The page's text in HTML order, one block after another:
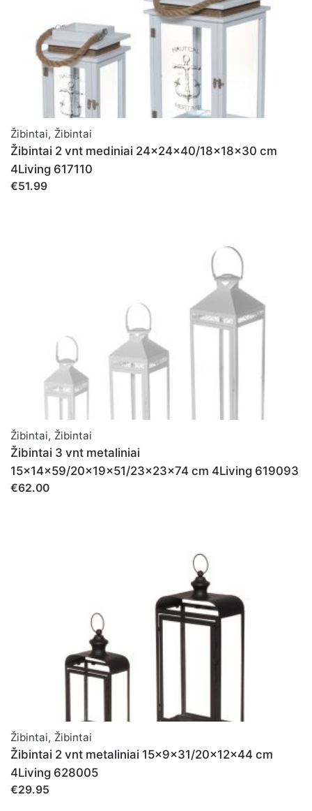
Žibintai, Žibintai
Žibintai 2 vnt mediniai 24x24x40/18x18x30 cm
4Living 617110
€51.99
Žibintai, Žibintai
Žibintai 3 vnt metaliniai
15x14x59/20x19x51/23x23x74 cm 4Living 619093
€62.00
Žibintai, Žibintai
Žibintai 2 vnt metaliniai 15x9x31/20x12x44 cm
4Living 628005
€29.95